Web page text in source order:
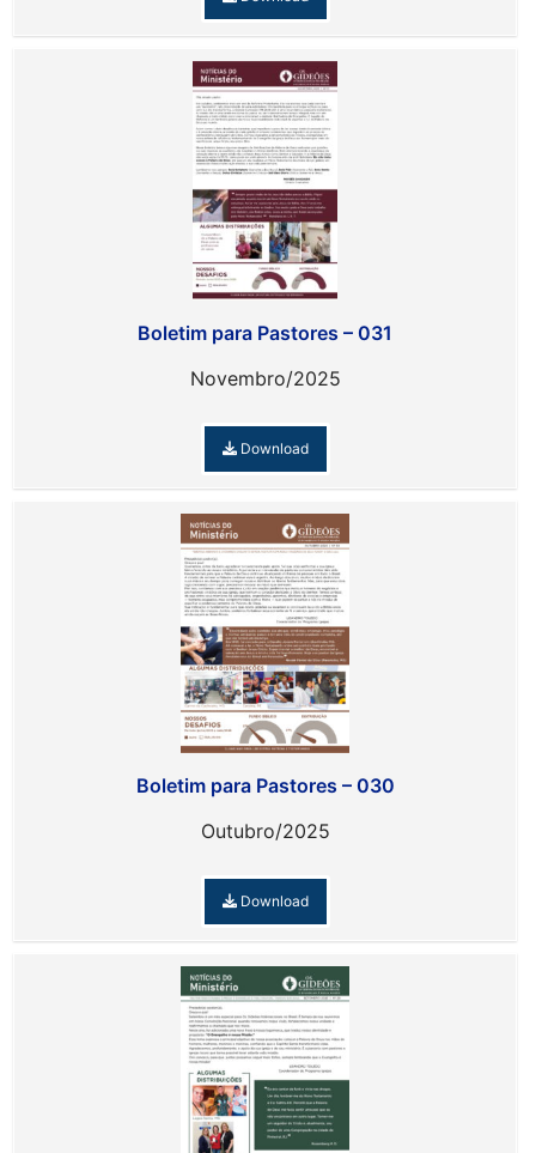
Boletim para Pastores – 031
Novembro/2025
Download
Boletim para Pastores – 030
Outubro/2025
Download